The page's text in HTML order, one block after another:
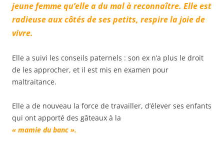
jeune femme qu’elle a du mal à reconnaître. Elle est
radieuse aux côtés de ses petits, respire la joie de
vivre.
Elle a suivi les conseils paternels : son ex n’a plus le droit
de les approcher, et il est mis en examen pour
maltraitance.
Elle a de nouveau la force de travailler, d’élever ses enfants
qui ont apporté des gâteaux à la
« mamie du banc ».